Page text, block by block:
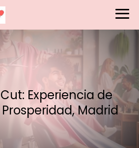
Experiencia de
Madrid